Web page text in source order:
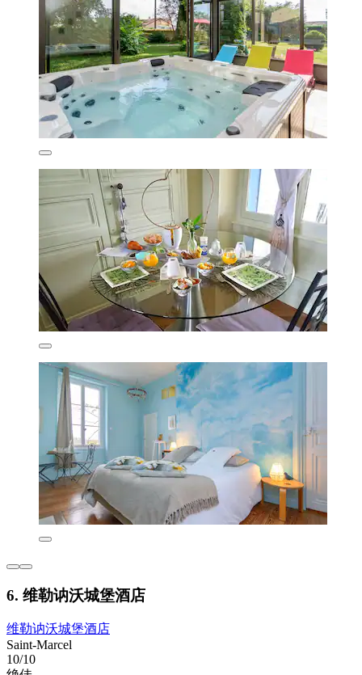
6. 维勒讷沃城堡酒店
维勒讷沃城堡酒店
Saint-Marcel
10/10